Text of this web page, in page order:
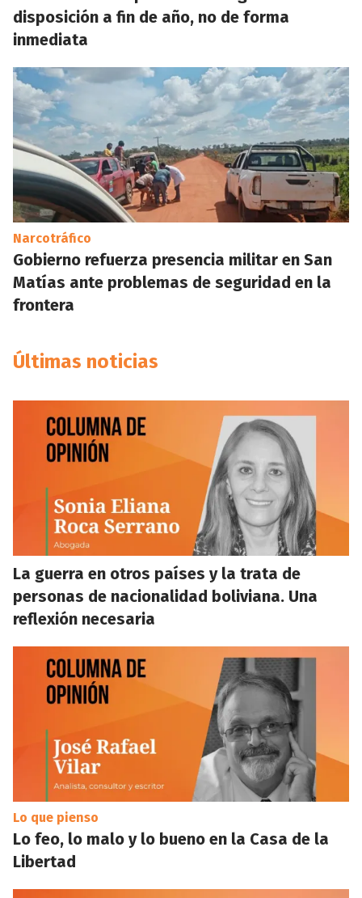
disposición a fin de año, no de forma
inmediata
Narcotráfico
Gobierno refuerza presencia militar en San
Matías ante problemas de seguridad en la
frontera
Últimas noticias
La guerra en otros países y la trata de
personas de nacionalidad boliviana. Una
reflexión necesaria
Lo que pienso
Lo feo, lo malo y lo bueno en la Casa de la
Libertad